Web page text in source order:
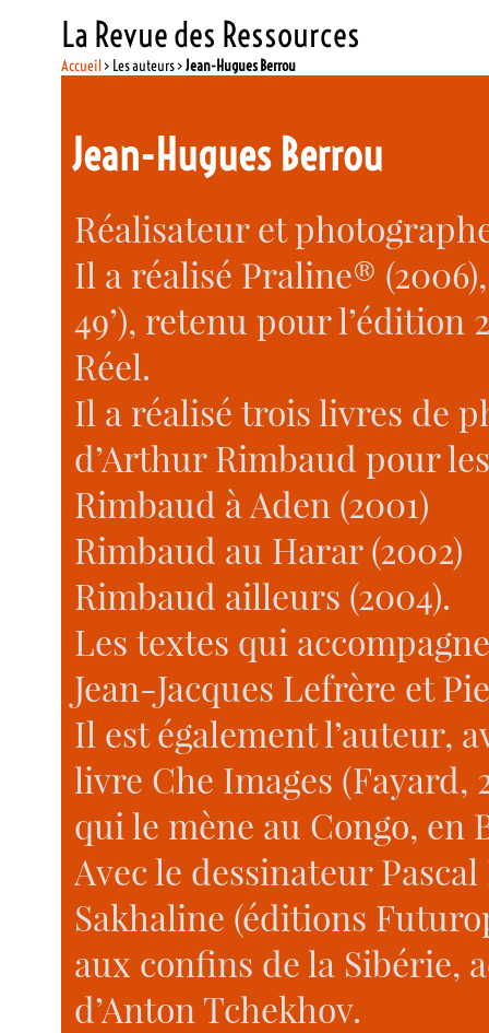
La Revue des Ressources
Accueil> Les auteurs >Jean-Hugues Berrou
Jean-Hugues Berrou
Réalisateur et
Il a réalisé Praline®
49’), retenu pour
Réel.
Il a réalisé trois livres de
d’Arthur Rimbaud pour
Rimbaud à Aden (2001)
Rimbaud au Harar (2002)
Rimbaud ailleurs (2004).
Les textes qui
Jean-Jacques Lefrère et
Il est également l’auteur,
livre Che Images (Fayard,
qui le mène au Congo, en
Avec le dessinateur
Sakhaline (éditions
aux confins de la Sibérie,
d’Anton Tchekhov.